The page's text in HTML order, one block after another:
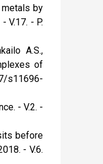
metals by
V.17. - P.
A.S.,
of
s11696-
- V.2. -
before
- V.6.